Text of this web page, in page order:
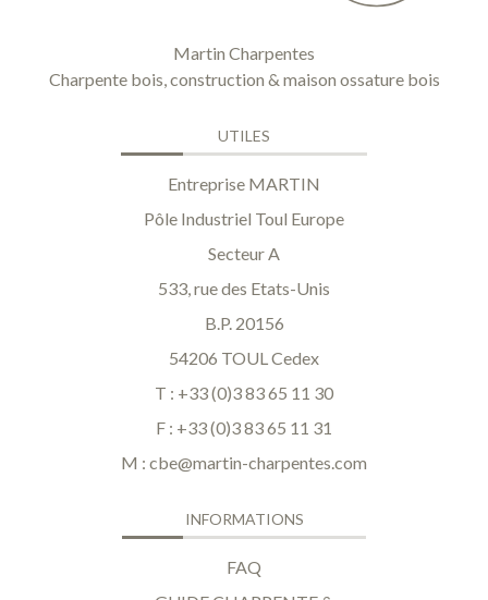
Martin Charpentes
Charpente bois, construction & maison ossature bois
UTILES
Entreprise MARTIN
Pôle Industriel Toul Europe
Secteur A
533, rue des Etats-Unis
B.P. 20156
54206 TOUL Cedex
T : +33 (0)3 83 65 11 30
F : +33 (0)3 83 65 11 31
M : cbe@martin-charpentes.com
INFORMATIONS
FAQ